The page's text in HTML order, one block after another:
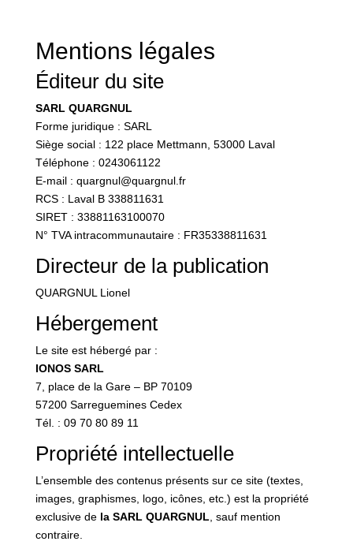
Mentions légales
Éditeur du site
SARL QUARGNUL
Forme juridique : SARL
Siège social : 122 place Mettmann, 53000 Laval
Téléphone : 0243061122
E-mail : quargnul@quargnul.fr
RCS : Laval B 338811631
SIRET : 33881163100070
N° TVA intracommunautaire : FR35338811631
Directeur de la publication
QUARGNUL Lionel
Hébergement
Le site est hébergé par :
IONOS SARL
7, place de la Gare – BP 70109
57200 Sarreguemines Cedex
Tél. : 09 70 80 89 11
Propriété intellectuelle
L’ensemble des contenus présents sur ce site (textes,
images, graphismes, logo, icônes, etc.) est la propriété
exclusive de la SARL QUARGNUL , sauf mention
contraire.